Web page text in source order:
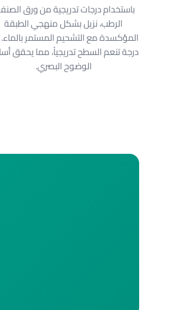
باستخدام درجات تدريجية من ورق
الرطب، نزيل بشكل منهجي الطبقة
المؤكسدة مع التشحيم المستمر
درجة تنعم السطح تدريجياً، مما يحقق
الوضوح البصري.